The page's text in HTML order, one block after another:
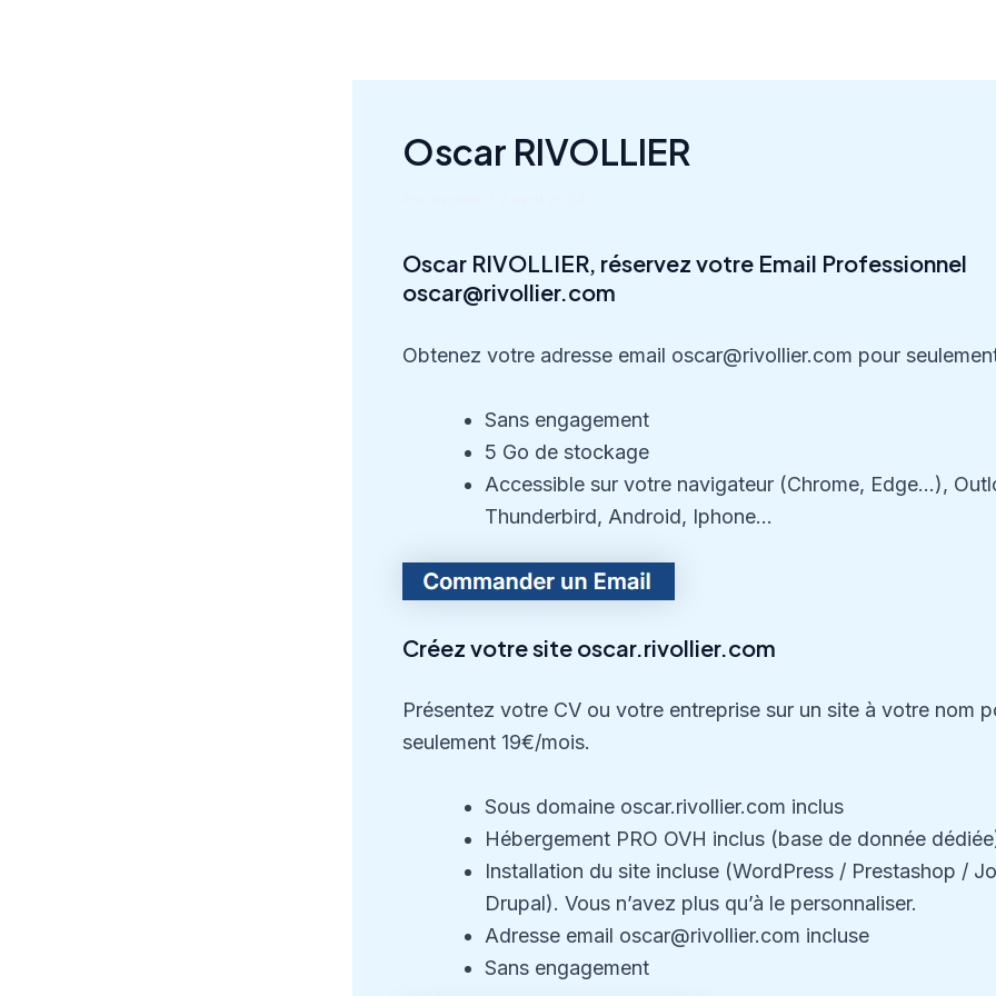
Oscar RIVOLLIER
Oscar RIVOLLIER, réservez votre Email Professionnel
oscar@rivollier.com
Obtenez votre adresse email oscar@rivollier.com pour
Sans engagement
5 Go de stockage
Accessible sur votre navigateur (Chrome, Edge…),
Thunderbird, Android, Iphone…
Créez votre site oscar.rivollier.com
Présentez votre CV ou votre entreprise sur un site à votre nom
seulement 19€/mois.
Sous domaine oscar.rivollier.com inclus
Hébergement PRO OVH inclus (base de donnée
Installation du site incluse (WordPress / Prestashop /
Drupal). Vous n’avez plus qu’à le personnaliser.
Adresse email oscar@rivollier.com incluse
Sans engagement